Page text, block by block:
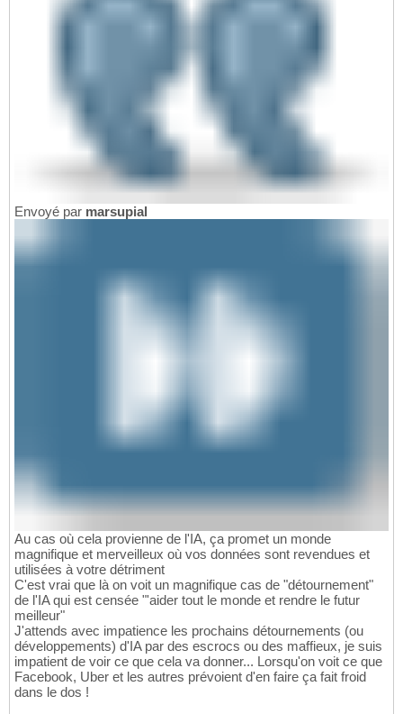
Envoyé par marsupial
Au cas où cela provienne de l'IA, ça promet un monde
magnifique et merveilleux où vos données sont revendues et
utilisées à votre détriment
C'est vrai que là on voit un magnifique cas de "détournement"
de l'IA qui est censée "'aider tout le monde et rendre le futur
meilleur"
J'attends avec impatience les prochains détournements (ou
développements) d'IA par des escrocs ou des maffieux, je suis
impatient de voir ce que cela va donner... Lorsqu'on voit ce que
Facebook, Uber et les autres prévoient d'en faire ça fait froid
dans le dos !